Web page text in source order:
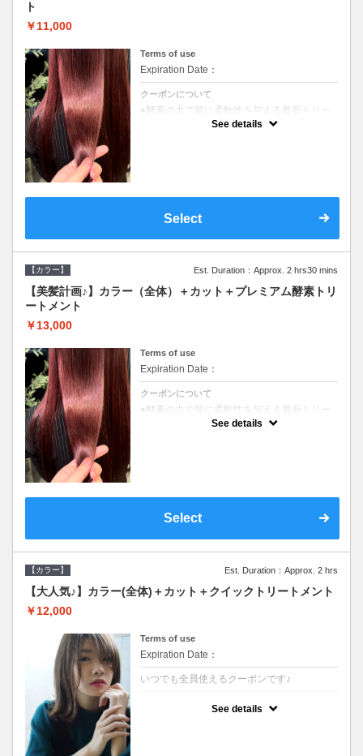
ト
￥11,000
Terms of use
Expiration Date：
クーポンについて
●酵素の力で髪に柔軟性を与える最新トリー
トメント●ＳＢ込●長さ料金あり《こちらのク
ーポンご利用のお客様のみ》オリジナル酵素
See details
Select
【カラー】 Est. Duration：Approx. 2 hrs30 mins
【美髪計画♪】カラー（全体）＋カット＋プレミアム酵素トリ
ートメント
￥13,000
Terms of use
Expiration Date：
クーポンについて
●酵素の力で髪に柔軟性を与える最新トリー
トメント●ＳＢ込●長さ料金あり《こちらのク
See details
Select
【カラー】 Est. Duration：Approx. 2 hrs
【大人気♪】カラー(全体)＋カット＋クイックトリートメント
￥12,000
Terms of use
Expiration Date：
いつでも全員使えるクーポンです♪
See details